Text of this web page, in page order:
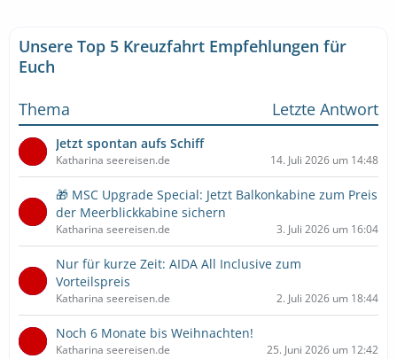
Unsere Top 5 Kreuzfahrt Empfehlungen für
Euch
Thema
Letzte Antwort
Jetzt spontan aufs Schiff
Katharina seereisen.de 14. Juli 2026 um 14:48
🎁 MSC Upgrade Special: Jetzt Balkonkabine zum Preis
der Meerblickkabine sichern
Katharina seereisen.de 3. Juli 2026 um 16:04
Nur für kurze Zeit: AIDA All Inclusive zum
Vorteilspreis
Katharina seereisen.de 2. Juli 2026 um 18:44
Noch 6 Monate bis Weihnachten!
Katharina seereisen.de 25. Juni 2026 um 12:42